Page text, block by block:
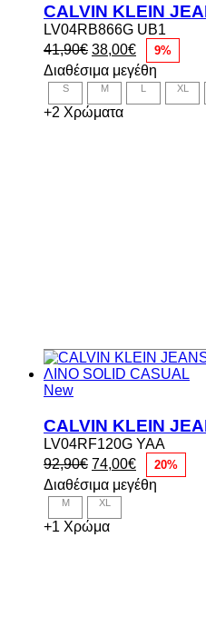
LV04RB866G UB1
41,90€ Original
price
was:
41,90€.
38,00€Η
τρέχουσα
τιμή
είναι:
9%
Διαθέσιμα μεγέθη
S M L XL
+2 Χρώματα
New
LV04RF120G YAA
92,90€ Original
price
was:
92,90€.
74,00€Η
τρέχουσα
τιμή
20%
Διαθέσιμα μεγέθη
M XL
+1 Χρώμα